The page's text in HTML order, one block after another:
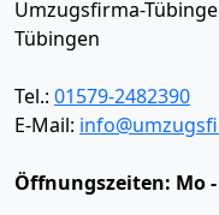
Umzugsfirma-
Tübingen
Tel.: 01579-2482390
E-Mail:
Öffnungszeiten: Mo